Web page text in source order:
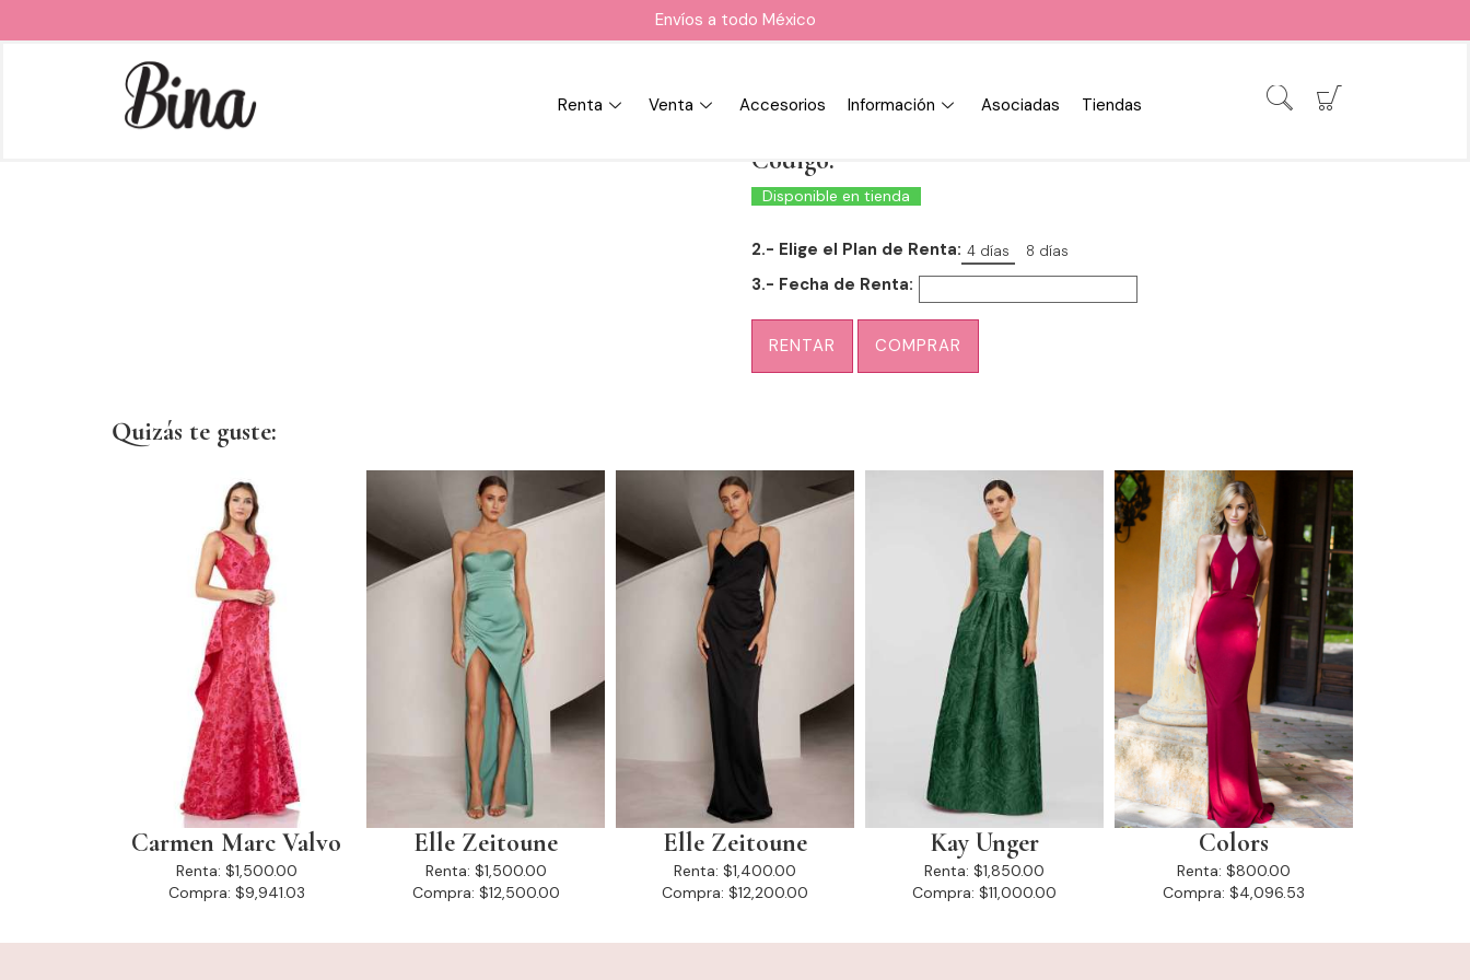
Envíos a todo México
Renta Venta Accesorios Información Asociadas Tiendas
Código:
Disponible en tienda
2.- Elige el Plan de Renta: 4 días 8 días
3.- Fecha de Renta:
RENTAR COMPRAR
Quizás te guste:
Carmen Marc Valvo
Renta: $1,500.00
Compra: $9,941.03
Elle Zeitoune
Renta: $1,500.00
Compra: $12,500.00
Elle Zeitoune
Renta: $1,400.00
Compra: $12,200.00
Kay Unger
Renta: $1,850.00
Compra: $11,000.00
Colors
Renta: $800.00
Compra: $4,096.53